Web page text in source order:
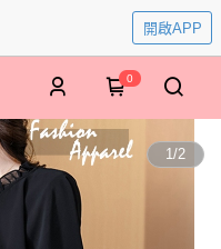
開啟APP
0
1/2